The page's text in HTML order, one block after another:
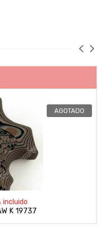
AGOTADO
incluido
K 19737